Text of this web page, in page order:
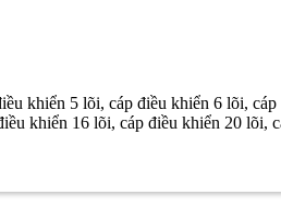
khiển 5 lõi, cáp điều khiển 6 lõi, cáp
khiển 16 lõi, cáp điều khiển 20 lõi,